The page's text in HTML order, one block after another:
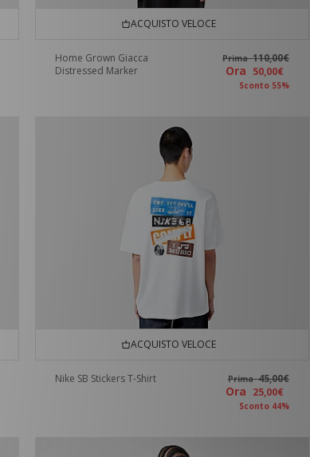
ACQUISTO VELOCE
Home Grown Giacca
Distressed Marker
Prima110,00€
Ora 50,00€
Sconto 55%
ACQUISTO VELOCE
Nike SB Stickers T-Shirt Prima45,00€
Ora 25,00€
Sconto 44%